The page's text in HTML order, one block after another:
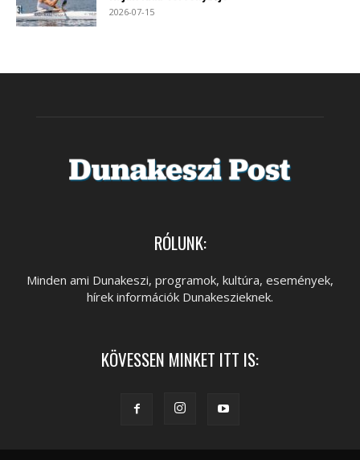
2026-07-15
RÓLUNK:
Minden ami Dunakeszi, programok, kultúra, események,
hírek információk Dunakeszieknek.
KÖVESSEN MINKET ITT IS: